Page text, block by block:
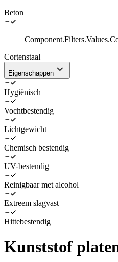
Beton
Cortenstaal
Eigenschappen
Hygiënisch
Vochtbestendig
Lichtgewicht
Chemisch bestendig
UV-bestendig
Reinigbaar met alcohol
Extreem slagvast
Hittebestendig
Kunststof